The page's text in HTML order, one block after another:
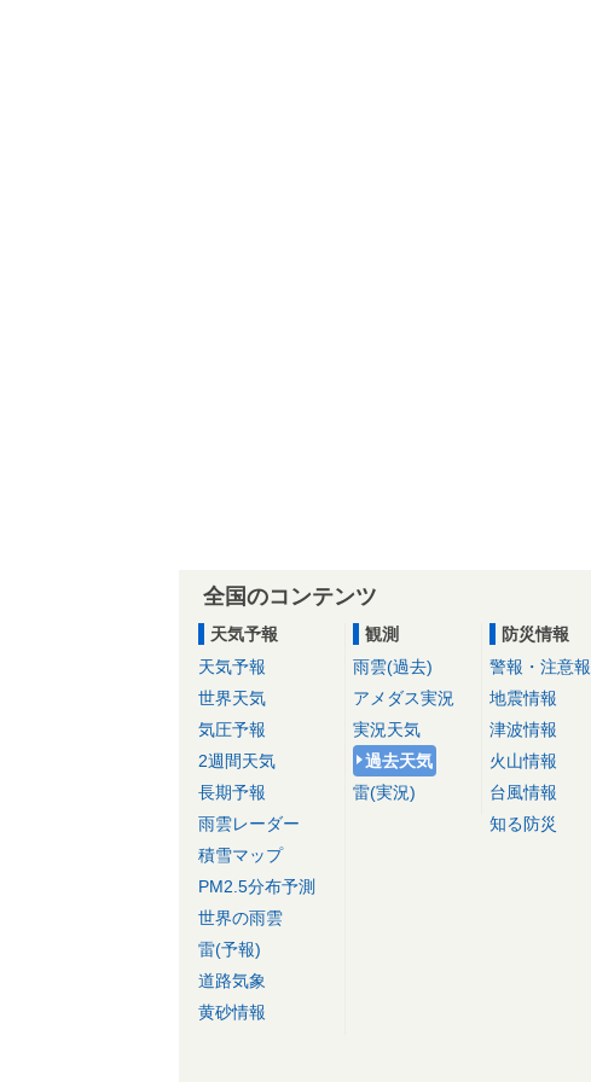
全国のコンテンツ
天気予報
天気予報
世界天気
気圧予報
2週間天気
長期予報
雨雲レーダー
積雪マップ
PM2.5分布予測
世界の雨雲
雷(予報)
道路気象
黄砂情報
観測
雨雲(過去)
アメダス実況
実況天気
過去天気
雷(実況)
防災情報
警報・注意報
地震情報
津波情報
火山情報
台風情報
知る防災